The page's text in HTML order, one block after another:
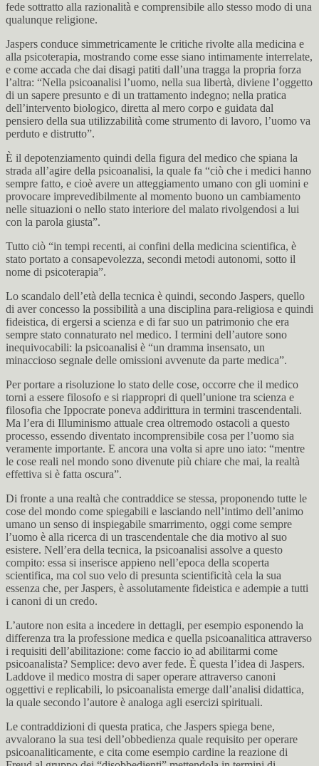
fede sottratto alla razionalità e comprensibile allo stesso modo di una
qualunque religione.
Jaspers conduce simmetricamente le critiche rivolte alla medicina e
alla psicoterapia, mostrando come esse siano intimamente interrelate,
e come accada che dai disagi patiti dall’una tragga la propria forza
l’altra: “Nella psicoanalisi l’uomo, nella sua libertà, diviene l’oggetto
di un sapere presunto e di un trattamento indegno; nella pratica
dell’intervento biologico, diretta al mero corpo e guidata dal
pensiero della sua utilizzabilità come strumento di lavoro, l’uomo va
perduto e distrutto”.
È il depotenziamento quindi della figura del medico che spiana la
strada all’agire della psicoanalisi, la quale fa “ciò che i medici hanno
sempre fatto, e cioè avere un atteggiamento umano con gli uomini e
provocare imprevedibilmente al momento buono un cambiamento
nelle situazioni o nello stato interiore del malato rivolgendosi a lui
con la parola giusta”.
Tutto ciò “in tempi recenti, ai confini della medicina scientifica, è
stato portato a consapevolezza, secondi metodi autonomi, sotto il
nome di psicoterapia”.
Lo scandalo dell’età della tecnica è quindi, secondo Jaspers, quello
di aver concesso la possibilità a una disciplina para-religiosa e quindi
fideistica, di ergersi a scienza e di far suo un patrimonio che era
sempre stato connaturato nel medico. I termini dell’autore sono
inequivocabili: la psicoanalisi è “un dramma insensato, un
minaccioso segnale delle omissioni avvenute da parte medica”.
Per portare a risoluzione lo stato delle cose, occorre che il medico
torni a essere filosofo e si riappropri di quell’unione tra scienza e
filosofia che Ippocrate poneva addirittura in termini trascendentali.
Ma l’era di Illuminismo attuale crea oltremodo ostacoli a questo
processo, essendo diventato incomprensibile cosa per l’uomo sia
veramente importante. E ancora una volta si apre uno iato: “mentre
le cose reali nel mondo sono divenute più chiare che mai, la realtà
effettiva si è fatta oscura”.
Di fronte a una realtà che contraddice se stessa, proponendo tutte le
cose del mondo come spiegabili e lasciando nell’intimo dell’animo
umano un senso di inspiegabile smarrimento, oggi come sempre
l’uomo è alla ricerca di un trascendentale che dia motivo al suo
esistere. Nell’era della tecnica, la psicoanalisi assolve a questo
compito: essa si inserisce appieno nell’epoca della scoperta
scientifica, ma col suo velo di presunta scientificità cela la sua
essenza che, per Jaspers, è assolutamente fideistica e adempie a tutti
i canoni di un credo.
L’autore non esita a incedere in dettagli, per esempio esponendo la
differenza tra la professione medica e quella psicoanalitica attraverso
i requisiti dell’abilitazione: come faccio io ad abilitarmi come
psicoanalista? Semplice: devo aver fede. È questa l’idea di Jaspers.
Laddove il medico mostra di saper operare attraverso canoni
oggettivi e replicabili, lo psicoanalista emerge dall’analisi didattica,
la quale secondo l’autore è analoga agli esercizi spirituali.
Le contraddizioni di questa pratica, che Jaspers spiega bene,
avvalorano la sua tesi dell’obbedienza quale requisito per operare
psicoanaliticamente, e cita come esempio cardine la reazione di